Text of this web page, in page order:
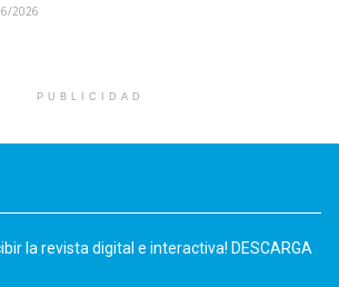
2026
PUBLICIDAD
la revista digital e interactiva! DESCARGA